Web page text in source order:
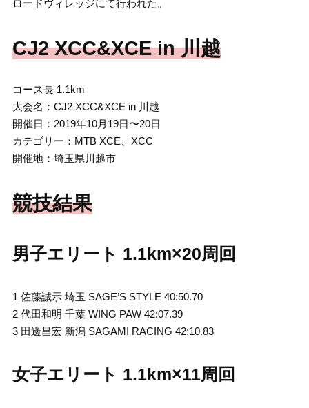
ロードヴィレッジにて行われた。
CJ2 XCC&XCE in 川越
コース長 1.1km
大会名：CJ2 XCC&XCE in 川越
開催日：2019年10月19日〜20日
カテゴリー：MTB XCE、XCC
開催地：埼玉県川越市
競技結果
男子エリート 1.1km×20周回
1 佐藤誠⽰ 埼⽟ SAGE’S STYLE 40:50.70
2 代⽥和明 千葉 WING PAW 42:07.39
3 ⽥邊昌宏 新潟 SAGAMI RACING 42:10.83
女子エリート 1.1km×11周回